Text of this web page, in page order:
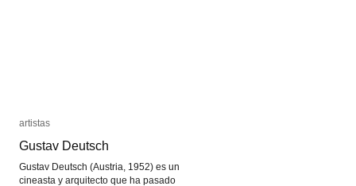
artistas
Gustav Deutsch
Gustav Deutsch (Austria, 1952) es un
cineasta y arquitecto que ha pasado
artistas
Gustav Deutsch